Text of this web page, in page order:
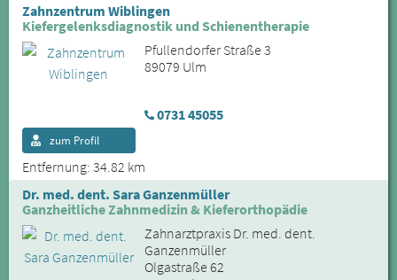
Zahnzentrum Wiblingen
Kiefergelenksdiagnostik und Schienentherapie
Pfullendorfer Straße 3
89079 Ulm
0731 45055
Entfernung: 34.82 km
zum Profil
Dr. med. dent. Sara Ganzenmüller
Ganzheitliche Zahnmedizin & Kieferorthopädie
Zahnarztpraxis Dr. med. dent.
Ganzenmüller
Olgastraße 62